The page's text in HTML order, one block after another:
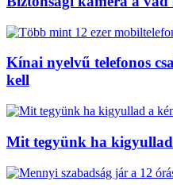
Kínai nyelvű telefonos
kell
Mit tegyünk ha kigyullad